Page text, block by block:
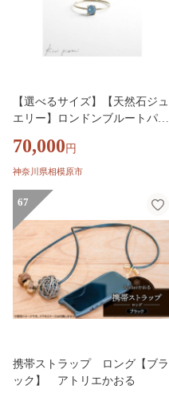
【選べるサイズ】【天然石ジュ
エリー】ロンドンブルートパー
70,000 円
神奈川県相模原市
67
携帯ストラップ ロング【ブラ
ック】 アトリエかおる